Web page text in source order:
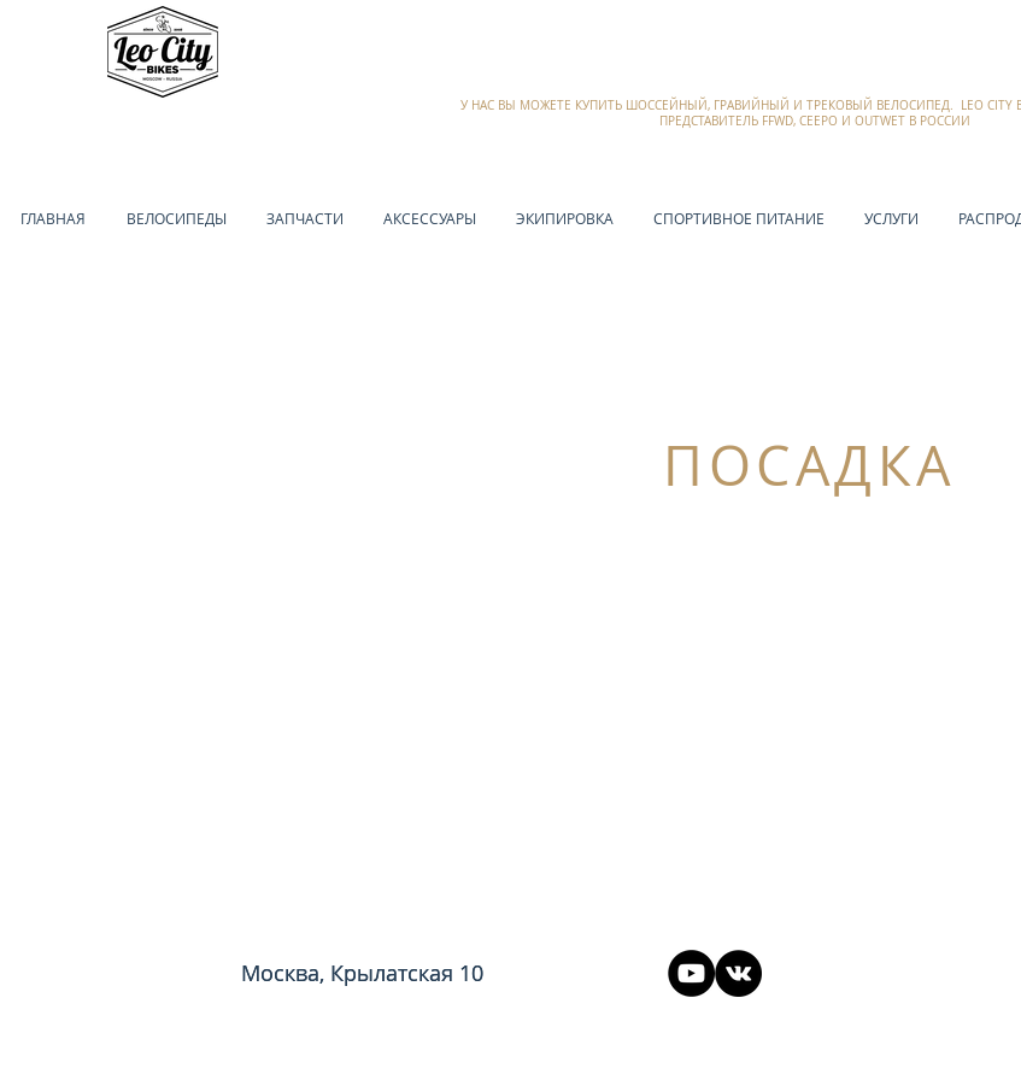
У НАС ВЫ МОЖЕТЕ КУПИТЬ ШОССЕЙНЫЙ, ГРАВИЙНЫЙ И ТРЕКОВЫЙ ВЕЛОСИПЕД. LEO CITY
ПРЕДСТАВИТЕЛЬ FFWD, CEEPO И OUTWET В РОССИИ
ГЛАВНАЯ ВЕЛОСИПЕДЫ ЗАПЧАСТИ АКСЕССУАРЫ ЭКИПИРОВКА СПОРТИВНОЕ ПИТАНИЕ УСЛУГИ
ПОСАДКА
Москва, Крылатская 10
Москва, Крылатская 10